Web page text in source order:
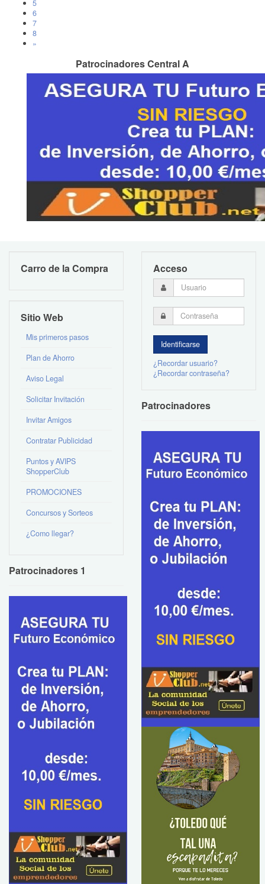
5
6
7
8
»
Patrocinadores Central A
Carro de la Compra
Sitio Web
Mis primeros pasos
Plan de Ahorro
Aviso Legal
Solicitar Invitación
Invitar Amigos
Contratar Publicidad
Puntos y AVIPS
ShopperClub
PROMOCIONES
Concursos y Sorteos
¿Como llegar?
Patrocinadores 1
Acceso
¿Recordar usuario?
¿Recordar contraseña?
Patrocinadores